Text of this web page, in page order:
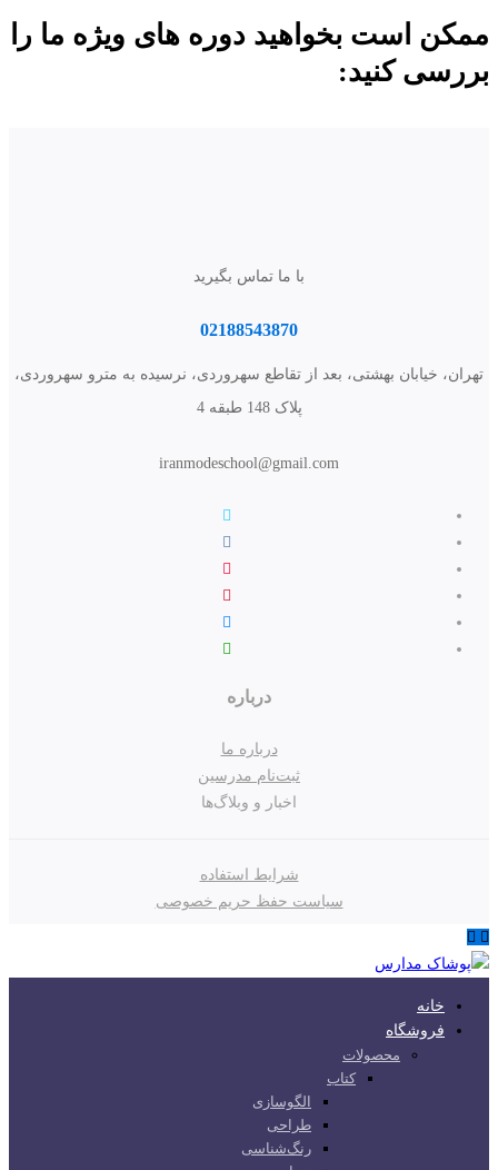
ممکن است بخواهید دوره های ویژه ما را
بررسی کنید:
با ما تماس بگیرید
02188543870
تهران، خیابان بهشتی، بعد از تقاطع سهروردی، نرسیده به مترو سهروردی،
پلاک 148 طبقه 4
iranmodeschool@gmail.com
درباره
درباره ما
ثبت‌نام مدرسین
اخبار و وبلاگ‌ها
شرایط استفاده
سیاست حفظ حریم خصوصی
خانه
فروشگاه
محصولات
کتاب
الگوسازی
طراحی
رنگ‌شناسی